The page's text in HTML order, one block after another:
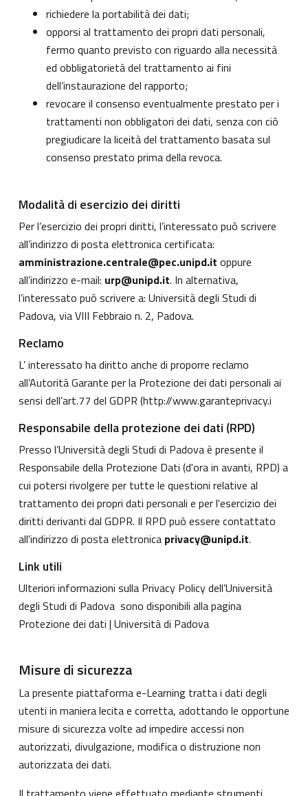
richiedere la portabilità dei dati;
opporsi al trattamento dei propri dati personali,
fermo quanto previsto con riguardo alla necessità
ed obbligatorietà del trattamento ai fini
dell’instaurazione del rapporto;
revocare il consenso eventualmente prestato per i
trattamenti non obbligatori dei dati, senza con ciò
pregiudicare la liceità del trattamento basata sul
consenso prestato prima della revoca.
Modalità di esercizio dei diritti
Per l’esercizio dei propri diritti, l’interessato può scrivere
all’indirizzo di posta elettronica certificata:
amministrazione.centrale@pec.unipd.it oppure
all’indirizzo e-mail: urp@unipd.it. In alternativa,
l’interessato può scrivere a: Università degli Studi di
Padova, via VIII Febbraio n. 2, Padova.
Reclamo
L’ interessato ha diritto anche di proporre reclamo
all’Autorità Garante per la Protezione dei dati personali ai
sensi dell’art.77 del GDPR (http://www.garanteprivacy.i
Responsabile della protezione dei dati (RPD)
Presso l’Università degli Studi di Padova è presente il
Responsabile della Protezione Dati (d'ora in avanti, RPD) a
cui potersi rivolgere per tutte le questioni relative al
trattamento dei propri dati personali e per l'esercizio dei
diritti derivanti dal GDPR. Il RPD può essere contattato
all'indirizzo di posta elettronica privacy@unipd.it.
Link utili
Ulteriori informazioni sulla Privacy Policy dell’Università
degli Studi di Padova sono disponibili alla pagina
Protezione dei dati | Università di Padova
Misure di sicurezza
La presente piattaforma e-Learning tratta i dati degli
utenti in maniera lecita e corretta, adottando le opportune
misure di sicurezza volte ad impedire accessi non
autorizzati, divulgazione, modifica o distruzione non
autorizzata dei dati.